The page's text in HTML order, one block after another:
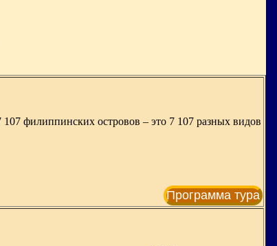
филиппинских островов – это 7 107 разных видов
Программа тура